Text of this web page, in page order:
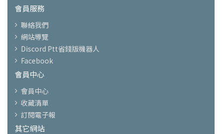
會員服務
聯絡我們
網站導覽
Discord Ptt省錢版機器人
Facebook
會員中心
會員中心
收藏清單
訂閱電子報
其它網站